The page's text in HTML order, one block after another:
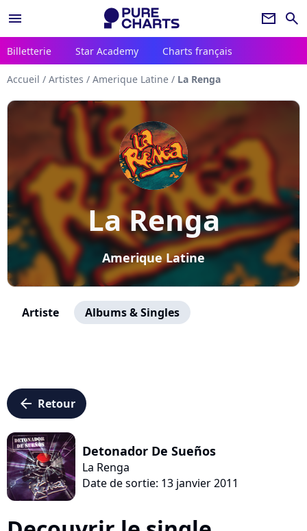
menu newsletter search
Billetterie Star Academy Charts français
Accueil / Artistes / Amerique Latine / La Renga
La Renga
Amerique Latine
Artiste Albums & Singles
arrow_left Retour
Detonador De Sueños
La Renga
Date de sortie: 13 janvier 2011